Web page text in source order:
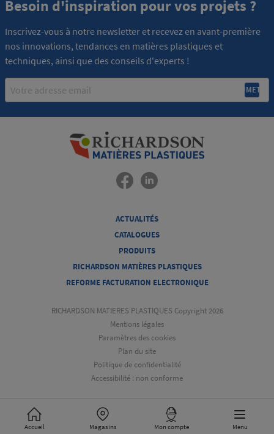
Accueil Magasins Mon compte Menu
Besoin d'inspiration pour vos projets ?
Inscrivez-vous à notre newsletter et recevez en avant-première
nos innovations, tendances en matières plastiques et
techniques, ainsi que des conseils d'experts !
ACTUALITÉS
CATALOGUES
PRODUITS
RICHARDSON MATIÈRES PLASTIQUES
REFORME FACTURATION ELECTRONIQUE
RICHARDSON MATIERES PLASTIQUES Copyright 2026
Mentions légales
Paramètres des cookies
Plan du site
Politique de confidentialité
Accessibilité : non conforme